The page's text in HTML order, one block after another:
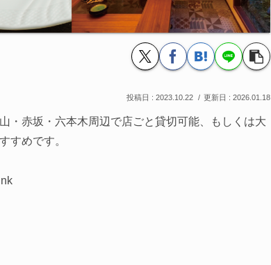
2023.10.22 2026.01.18
・赤坂・六本木周辺で店ごと貸切可能、もしくは大
すめです。